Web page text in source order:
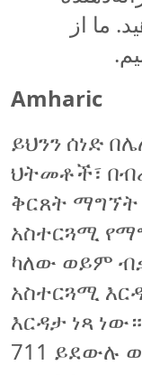
ما از
Amharic
ይህንን ሰነድ
ህትመቶች፣
ቅርጸት
አስተርጓሚ
ካለው ወይም
አስተርጓሚ
እርዳታ ነጻ
711 ይደውሉ